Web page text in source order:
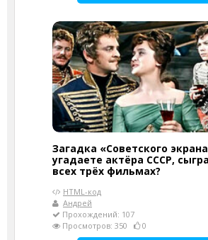
Загадка «Советского
угадаете актёра СССР,
всех трёх фильмах?
HTML-код
Андрей
Прохождений: 107
Просмотров: 350
0